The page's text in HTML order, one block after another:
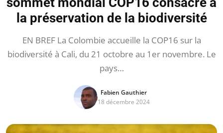
la préservation de la biodiversité
EN BREF La Colombie accueille la COP16 sur la
biodiversité à Cali, du 21 octobre au 1er novembre. Le
pays…
Fabien Gauthier
18 décembre 2024